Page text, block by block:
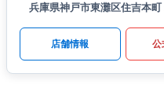
兵庫県神戸市東灘区住吉本
店舗情報 公